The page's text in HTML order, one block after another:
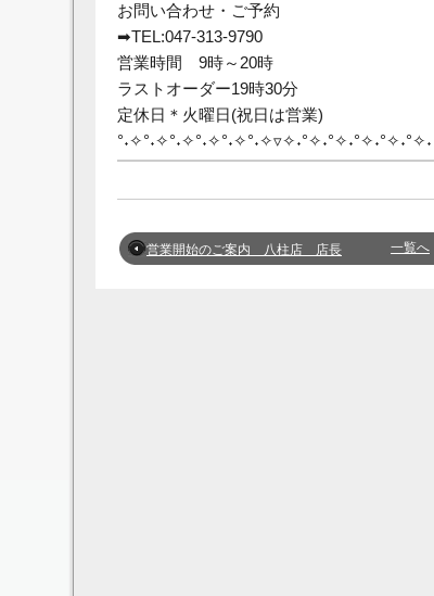
お問い合わせ・ご予約
➡TEL:047-313-9790
営業時間 9時～20時
ラストオーダー19時30分
定休日＊火曜日(祝日は営業)
°˖✧°˖✧°˖✧°˖✧°˖✧°˖✧▿✧˖°✧˖°✧˖°✧˖°✧˖°✧˖
営業開始のご案内 八柱店 店長 一覧へ